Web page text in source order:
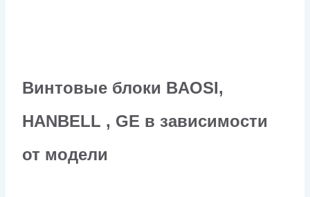
Винтовые блоки BAOSI,
HANBELL , GE в зависимости
от модели